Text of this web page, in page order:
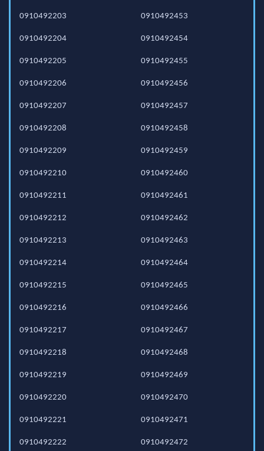
0910492203
0910492204
0910492205
0910492206
0910492207
0910492208
0910492209
0910492210
0910492211
0910492212
0910492213
0910492214
0910492215
0910492216
0910492217
0910492218
0910492219
0910492220
0910492221
0910492222
0910492453
0910492454
0910492455
0910492456
0910492457
0910492458
0910492459
0910492460
0910492461
0910492462
0910492463
0910492464
0910492465
0910492466
0910492467
0910492468
0910492469
0910492470
0910492471
0910492472